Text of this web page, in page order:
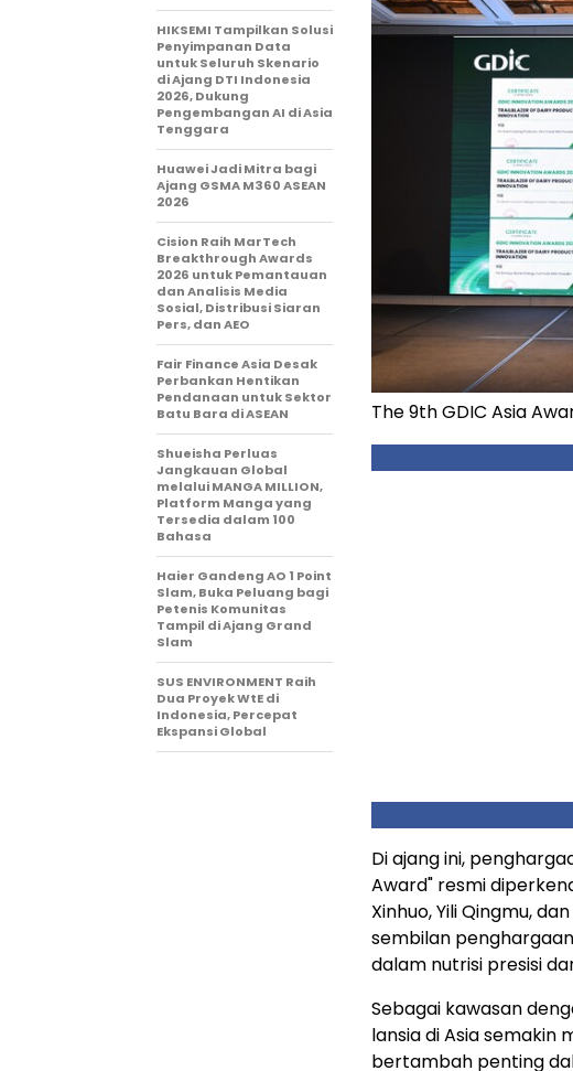
The 9th GDIC Asia
Di ajang ini,
Award" resmi
Xinhuo, Yili Qingmu,
sembilan
dalam nutrisi presisi
Sebagai kawasan
lansia di Asia semakin
bertambah penting
HIKSEMI Tampilkan Solusi
Penyimpanan Data
untuk Seluruh Skenario
di Ajang DTI Indonesia
2026, Dukung
Pengembangan AI di Asia
Tenggara
Huawei Jadi Mitra bagi
Ajang GSMA M360 ASEAN
2026
Cision Raih MarTech
Breakthrough Awards
2026 untuk Pemantauan
dan Analisis Media
Sosial, Distribusi Siaran
Pers, dan AEO
Fair Finance Asia Desak
Perbankan Hentikan
Pendanaan untuk Sektor
Batu Bara di ASEAN
Shueisha Perluas
Jangkauan Global
melalui MANGA MILLION,
Platform Manga yang
Tersedia dalam 100
Bahasa
Haier Gandeng AO 1 Point
Slam, Buka Peluang bagi
Petenis Komunitas
Tampil di Ajang Grand
Slam
SUS ENVIRONMENT Raih
Dua Proyek WtE di
Indonesia, Percepat
Ekspansi Global